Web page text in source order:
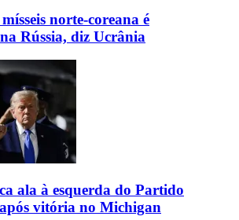
norte-coreana é
Rússia, diz Ucrânia
ala à esquerda do Partido
vitória no Michigan